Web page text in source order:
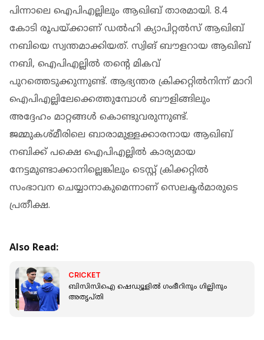
പിന്നാലെ ഐപിഎല്ലിലും ആഖിബ് താരമായി. 8.4
കോടി രൂപയ്ക്കാണ് ഡല്‍ഹി ക്യാപിറ്റല്‍സ് ആഖിബ്
നബിയെ സ്വന്തമാക്കിയത്. സ്വിങ് ബൗളറായ ആഖിബ്
നബി, ഐപിഎല്ലില്‍ തന്റെ മികവ്
പുറത്തെടുക്കുന്നുണ്ട്. ആഭ്യന്തര ക്രിക്കറ്റില്‍നിന്ന് മാറി
ഐപിഎല്ലിലേക്കെത്തുമ്പോള്‍ ബൗളിങ്ങിലും
അദ്ദേഹം മാറ്റങ്ങള്‍ കൊണ്ടുവരുന്നുണ്ട്.
ജമ്മുകശ്മീരിലെ ബാരാമുള്ളക്കാരനായ ആഖിബ്
നബിക്ക് പക്ഷെ ഐപിഎല്ലില്‍ കാര്യമായ
നേട്ടമുണ്ടാക്കാനില്ലെങ്കിലും ടെസ്റ്റ് ക്രിക്കറ്റില്‍
സംഭാവന ചെയ്യാനാകുമെന്നാണ് സെലക്ടര്‍മാരുടെ
പ്രതീക്ഷ.
Also Read:
CRICKET
ബിസിസിഐ ഷെഡ്യൂളില്‍ ഗംഭീറിനും ഗില്ലിനും
അതൃപ്തി